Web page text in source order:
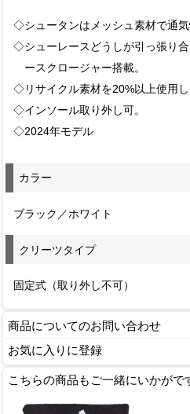
◇シュータンはメッシュ素材で通気
◇シューレースどうしが引っ張り
ースクロージャー搭載。
◇リサイクル素材を20%以上使用し
◇インソール取り外し可。
◇2024年モデル
カラー
ブラック／ホワイト
クリーツタイプ
固定式（取り外し不可）
商品についてのお問い合わせ
お気に入りに登録
こちらの商品もご一緒にいかがで